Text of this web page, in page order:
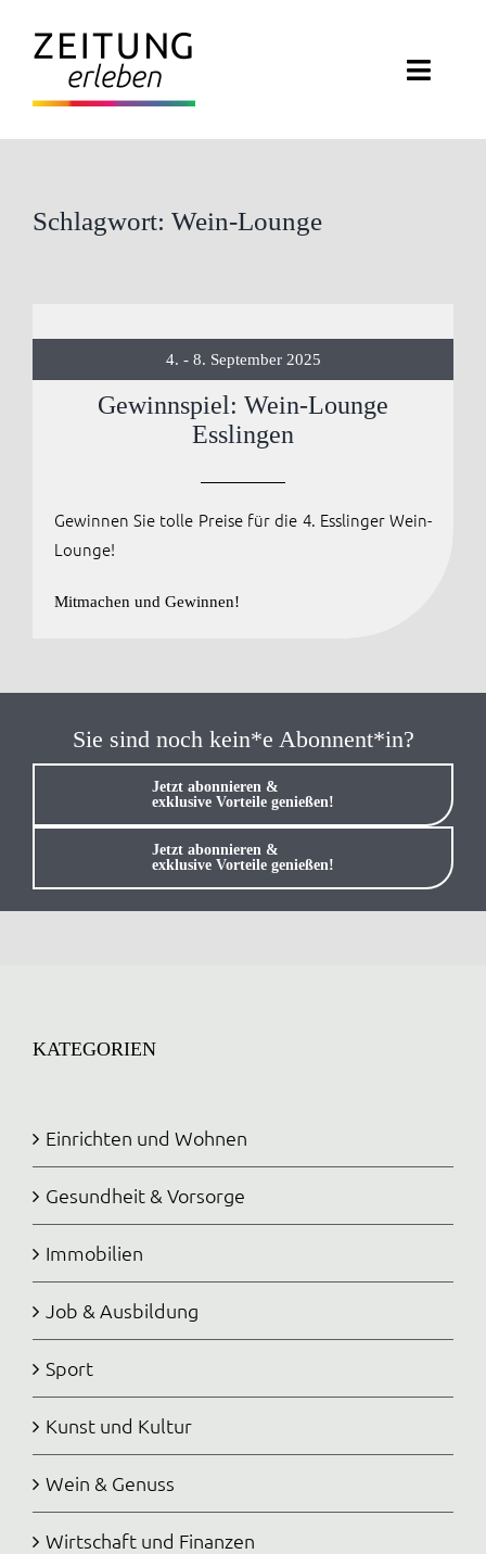
Inhalt
springen
Toggle
VERANSTALTUNGEN
NEWSLETTER
Anmelden / Registrieren
Schlagwort: Wein-Lounge
4. - 8. September 2025
Gewinnspiel: Wein-Lounge
Esslingen
Gewinnen Sie tolle Preise für die 4. Esslinger Wein-
Lounge!
Mitmachen und Gewinnen!
Sie sind noch kein*e Abonnent*in?
Jetzt abonnieren &
exklusive Vorteile genießen!
Jetzt abonnieren &
exklusive Vorteile genießen!
KATEGORIEN
Einrichten und Wohnen
Gesundheit & Vorsorge
Immobilien
Job & Ausbildung
Sport
Kunst und Kultur
Wein & Genuss
Wirtschaft und Finanzen